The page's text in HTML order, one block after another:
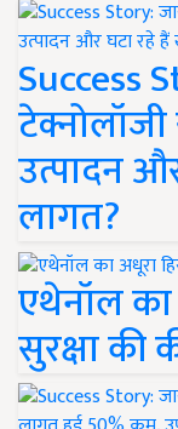
Success
उत्पादन
लागत?
एथेनॉल का
सुरक्षा की